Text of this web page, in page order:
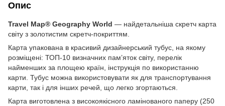
Опис
Travel Map® Geography World — найдетальніша скретч карта
світу з золотистим скретч-покриттям.
Карта упакована в красивий дизайнерський тубус, на якому
розміщені: ТОП-10 визначних пам’яток світу, перелік
найменших за площею країн, інструкція по використанню
карти. Тубус можна використовувати як для транспортування
карти, так і для інших речей, що легко згортаються.
Карта виготовлена з високоякісного ламінованого паперу (250